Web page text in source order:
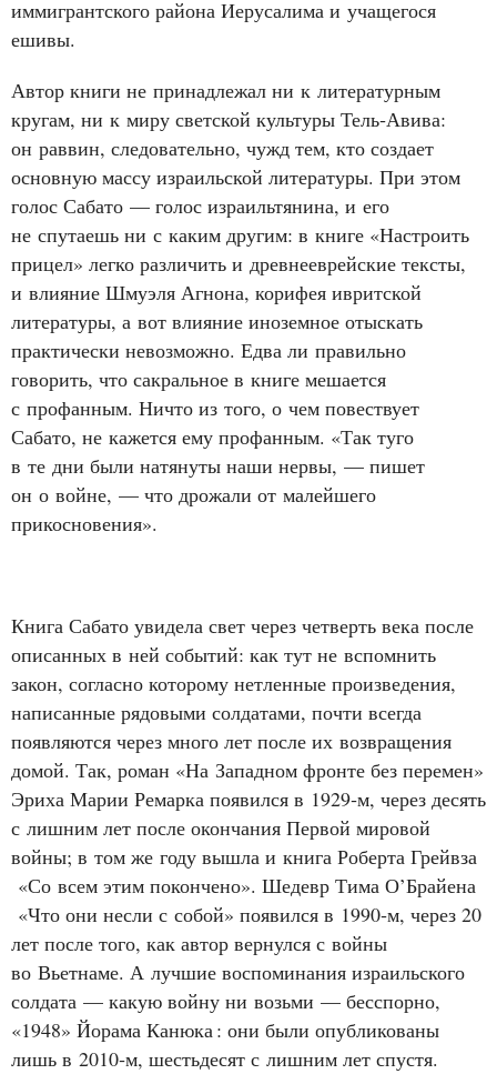
иммигрантского района Иерусалима и учащегося
ешивы.
Автор книги не принадлежал ни к литературным
кругам, ни к миру светской культуры Тель‑Авива:
он раввин, следовательно, чужд тем, кто создает
основную массу израильской литературы. При этом
голос Сабато — голос израильтянина, и его
не спутаешь ни с каким другим: в книге «Настроить
прицел» легко различить и древнееврейские тексты,
и влияние Шмуэля Агнона, корифея ивритской
литературы, а вот влияние иноземное отыскать
практически невозможно. Едва ли правильно
говорить, что сакральное в книге мешается
с профанным. Ничто из того, о чем повествует
Сабато, не кажется ему профанным. «Так туго
в те дни были натянуты наши нервы, — пишет
он о войне, — что дрожали от малейшего
прикосновения».
Книга Сабато увидела свет через четверть века после
описанных в ней событий: как тут не вспомнить
закон, согласно которому нетленные произведения,
написанные рядовыми солдатами, почти всегда
появляются через много лет после их возвращения
домой. Так, роман «На Западном фронте без перемен»
Эриха Марии Ремарка появился в 1929‑м, через десять
с лишним лет после окончания Первой мировой
войны; в том же году вышла и книга Роберта Грейвза
«Со всем этим покончено». Шедевр Тима О’Брайена
«Что они несли с собой» появился в 1990‑м, через 20
лет после того, как автор вернулся с войны
во Вьетнаме. А лучшие воспоминания израильского
солдата — какую войну ни возьми — бесспорно,
«1948» Йорама Канюка: они были опубликованы
лишь в 2010‑м, шестьдесят с лишним лет спустя.